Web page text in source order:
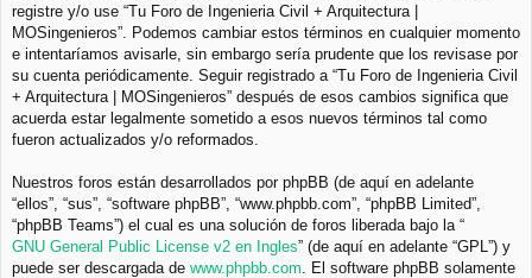
registre y/o use “Tu Foro de Ingenieria Civil + Arquitectura |
MOSingenieros”. Podemos cambiar estos términos en cualquier momento
e intentaríamos avisarle, sin embargo sería prudente que los revisase por
su cuenta periódicamente. Seguir registrado a “Tu Foro de Ingenieria Civil
+ Arquitectura | MOSingenieros” después de esos cambios significa que
acuerda estar legalmente sometido a esos nuevos términos tal como
fueron actualizados y/o reformados.
Nuestros foros están desarrollados por phpBB (de aquí en adelante
“ellos”, “sus”, “software phpBB”, “www.phpbb.com”, “phpBB Limited”,
“phpBB Teams”) el cual es una solución de foros liberada bajo la “
GNU General Public License v2 en Ingles” (de aquí en adelante “GPL”) y
puede ser descargada de www.phpbb.com . El software phpBB solamente